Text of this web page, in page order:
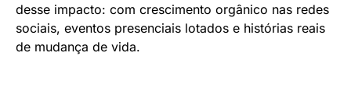
desse impacto: com crescimento orgânico nas redes
sociais, eventos presenciais lotados e histórias reais
de mudança de vida.